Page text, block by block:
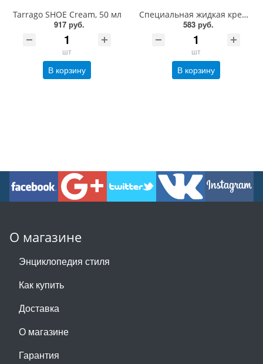
Tarrago SHOE Cream, 50 мл
917 руб.
шт
В корзину
Специальная жидкая крем-краска для кожи и текстиля Tarrago SUPER WHITE, 75 мл
583 руб.
шт
В корзину
О магазине
Энциклопедия стиля
Как купить
Доставка
О магазине
Гарантия